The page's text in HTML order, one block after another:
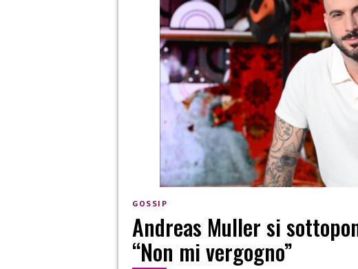
GOSSIP
Andreas Muller si
“Non mi vergogno”